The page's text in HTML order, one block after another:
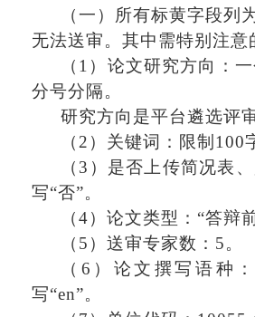
（一）所有标黄字段列
无法送审。其中需特别注意
（ 1）论文研究方向：
分号分隔。
研究方向是平台遴选评
（ 2）关键词：限制100
（ 3）是否上传简况表
写“否”。
（4）论文类型：“答辩前
（ 5）送审专家数：5。
（ 6）论文撰写语种
写“en”。